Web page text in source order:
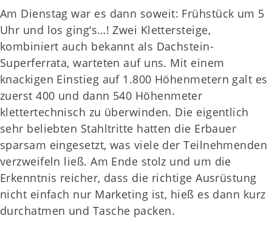
Am Dienstag war es dann soweit: Frühstück um 5
Uhr und los ging‘s…! Zwei Klettersteige,
kombiniert auch bekannt als Dachstein-
Superferrata, warteten auf uns. Mit einem
knackigen Einstieg auf 1.800 Höhenmetern galt es
zuerst 400 und dann 540 Höhenmeter
klettertechnisch zu überwinden. Die eigentlich
sehr beliebten Stahltritte hatten die Erbauer
sparsam eingesetzt, was viele der Teilnehmenden
verzweifeln ließ. Am Ende stolz und um die
Erkenntnis reicher, dass die richtige Ausrüstung
nicht einfach nur Marketing ist, hieß es dann kurz
durchatmen und Tasche packen.